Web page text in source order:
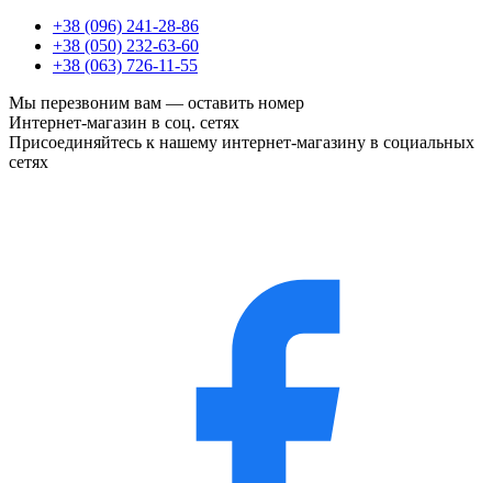
+38 (096) 241-28-86
+38 (050) 232-63-60
+38 (063) 726-11-55
Мы перезвоним вам — оставить номер
Интернет-магазин в соц. сетях
Присоединяйтесь к нашему интернет-магазину в социальных
сетях